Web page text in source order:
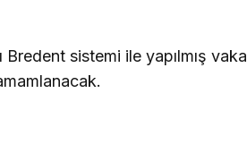
Bredent sistemi ile yapılmış vaka